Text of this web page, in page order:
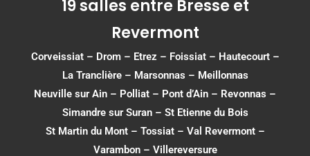
19 salles entre Bresse et
Revermont
Corveissiat– Drom– Etrez – Foissiat– Hautecourt–
La Tranclière – Marsonnas – Meillonnas
Neuville sur Ain – Polliat – Pont d’Ain – Revonnas –
Simandre sur Suran– St Etienne du Bois
St Martin du Mont– Tossiat– Val Revermont–
Varambon– Villereversure